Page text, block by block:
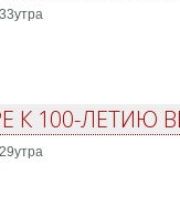
100-ЛЕТИЮ